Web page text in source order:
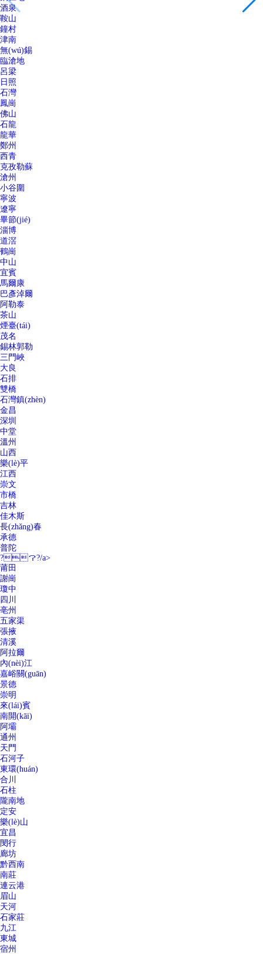
酒泉
鞍山
鐘村
津南
無(wú)錫
臨滄地
呂梁
日照
石灣
鳳崗
佛山
石龍
龍華
鄭州
西青
克孜勒蘇
滄州
小谷圍
寧波
遼寧
畢節(jié)
淄博
道滘
鶴崗
中山
宜賓
馬爾康
巴彥淖爾
阿勒泰
茶山
煙臺(tái)
茂名
錫林郭勒
三門峽
大良
石排
雙橋
石灣鎮(zhèn)
金昌
深圳
中堂
溫州
山西
樂(lè)平
江西
崇文
市橋
吉林
佳木斯
長(zhǎng)春
承德
普陀
?？?/a>
莆田
謝崗
瓊中
四川
亳州
五家渠
張掖
清溪
阿拉爾
內(nèi)江
嘉峪關(guān)
景德
崇明
來(lái)賓
南開(kāi)
阿壩
通州
天門
石河子
東環(huán)
合川
石柱
隴南地
定安
樂(lè)山
宜昌
閔行
廊坊
黔西南
南莊
連云港
眉山
天河
石家莊
九江
東城
宿州